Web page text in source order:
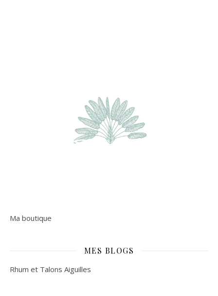
Ma boutique
MES BLOGS
Rhum et Talons Aiguilles